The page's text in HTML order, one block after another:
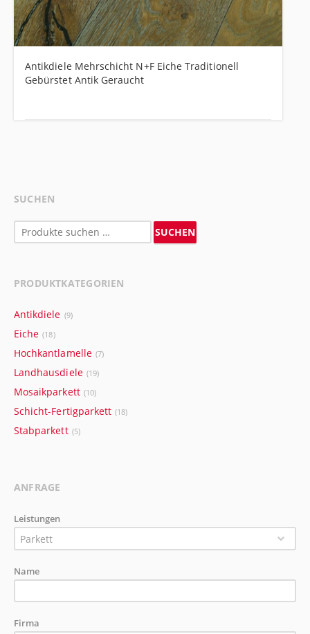
Antikdiele Mehrschicht N+F Eiche Traditionell
Gebürstet Antik Geraucht
SUCHEN
Suchen
nach:
SUCHEN
PRODUKTKATEGORIEN
Antikdiele (9)
Eiche (18)
Hochkantlamelle (7)
Landhausdiele (19)
Mosaikparkett (10)
Schicht-Fertigparkett (18)
Stabparkett (5)
ANFRAGE
Leistungen
Parkett
Name
Firma